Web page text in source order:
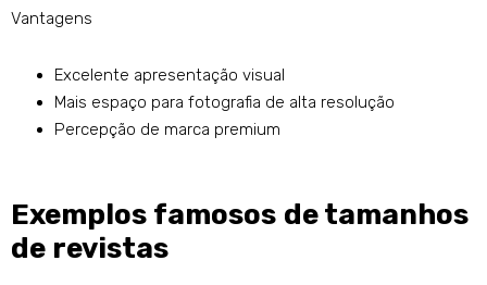
Vantagens
Excelente apresentação visual
Mais espaço para fotografia de alta resolução
Percepção de marca premium
Exemplos famosos de tamanhos
de revistas